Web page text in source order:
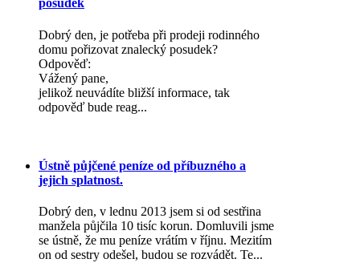
posudek
Dobrý den, je potřeba při prodeji rodinného
domu pořizovat znalecký posudek?
Odpověď:
Vážený pane,
jelikož neuvádíte bližší informace, tak
odpověď bude reag...
Ústně půjčené peníze od příbuzného a
jejich splatnost.
Dobrý den, v lednu 2013 jsem si od sestřina
manžela půjčila 10 tisíc korun. Domluvili jsme
se ústně, že mu peníze vrátím v říjnu. Mezitím
on od sestry odešel, budou se rozvádět. Te...